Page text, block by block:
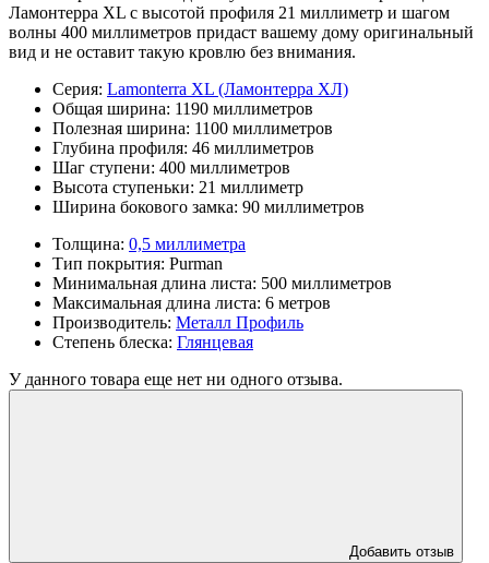
Ламонтерра XL с высотой профиля 21 миллиметр и шагом
волны 400 миллиметров придаст вашему дому оригинальный
вид и не оставит такую кровлю без внимания.
Серия: Lamonterra XL (Ламонтерра ХЛ)
Общая ширина: 1190 миллиметров
Полезная ширина: 1100 миллиметров
Глубина профиля: 46 миллиметров
Шаг ступени: 400 миллиметров
Высота ступеньки: 21 миллиметр
Ширина бокового замка: 90 миллиметров
Толщина: 0,5 миллиметра
Тип покрытия: Purman
Минимальная длина листа: 500 миллиметров
Максимальная длина листа: 6 метров
Производитель: Металл Профиль
Степень блеска: Глянцевая
У данного товара еще нет ни одного отзыва.
Добавить отзыв